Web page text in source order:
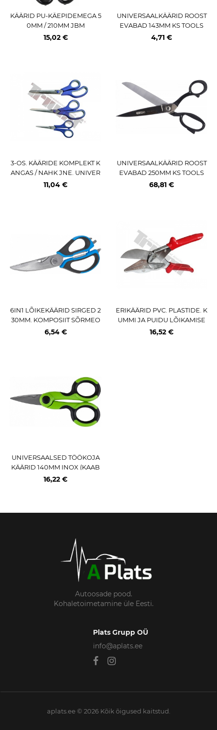
KÄÄRID PU-KÄEPIDEMEGA 5
0MM / 210MM JBM
15,02 €
UNIVERSAALKÄÄRID ROOST
EVABAD 143MM KS TOOLS
4,71 €
3-OS. KÄÄRIDE KOMPLEKT K
ANGAS / NAHK JNE. UNIVER
SAALSED JA LÜHIKESED KÄ
11,04 €
UNIVERSAALKÄÄRID ROOST
EVABAD 250MM KS TOOLS
68,81 €
6IN1 LÕIKEKÄÄRID SIRGED 2
30MM. KOMPOSIIT SÕRMEO
SA GEKO
6,54 €
ERIKÄÄRID PVC. PLASTIDE. K
UMMI JA PUIDU LÕIKAMISE
KS 220MM TRIUMF
16,52 €
UNIVERSAALSED TÖÖKOJA
KÄÄRID 140MM INOX (KAAB
LI / TRAADI LÕIKESÄLGUGA)
16,22 €
Autoosade pood.
Kohaletoimetamine üle Eesti.
Plats Grupp OÜ
info@aplats.ee
aplats.ee © 2026 Kõik õigused kaitstud.